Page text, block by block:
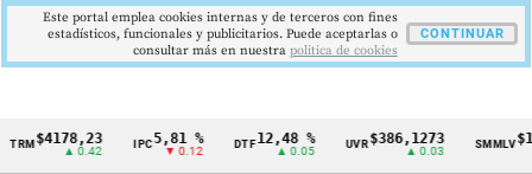
Cintillo
$4178,23
▲ 0.42
5,81 %
▼ 0.12
12,48 %
▲ 0.05
UVR$386,1273
▲ 0.03
SMMLV
Este portal emplea cookies internas y de terceros con fines
estadísticos, funcionales y publicitarios. Puede aceptarlas o
consultar más en nuestra politica de cookies
CONTINUAR